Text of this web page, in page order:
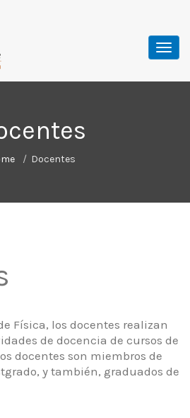
Docentes
Física, los docentes realizan
de docencia de cursos de
docentes son miembros de
y también, graduados de